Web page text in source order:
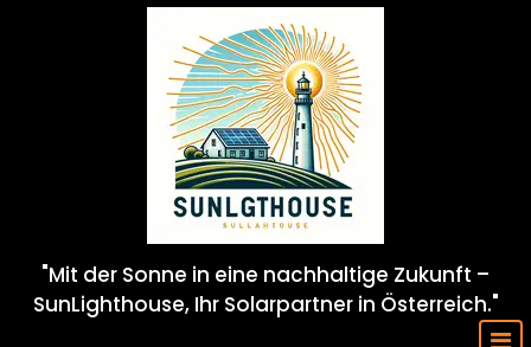
"Mit der Sonne in eine nachhaltige Zukunft –
SunLighthouse, Ihr Solarpartner in Österreich."